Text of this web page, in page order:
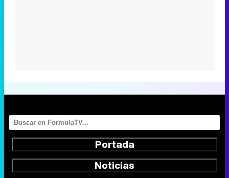
Portada
Noticias